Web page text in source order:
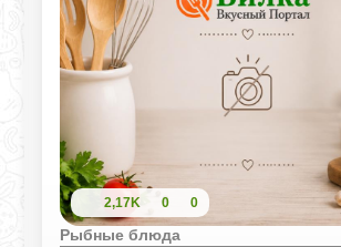
2,17K 0 0
Рыбные блюда